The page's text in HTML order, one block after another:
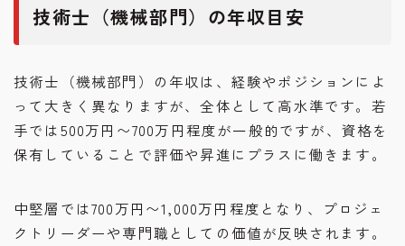
技術士（機械部門）の年収目安
技術士（機械部門）の年収は、経験やポジションによ
って大きく異なりますが、全体として高水準です。若
手では500万円〜700万円程度が一般的ですが、資格を
保有していることで評価や昇進にプラスに働きます。
中堅層では700万円〜1,000万円程度となり、プロジェ
クトリーダーや専門職としての価値が反映されます。